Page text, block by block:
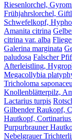
Riesenlorchel,
Frühjahrslorchel,
Schwefelkopf,
Amanita citrina
citrina var. alba
Galerina marginata
paludosa Falscher
Afterleistling,
Megacollybia
Tricholoma
Knollenblätterpilz,
Lactarius turpis
Gilbender Raukopf,
Hautkopf, Cortinarius
Purpurbrauner
Nebelgrauer